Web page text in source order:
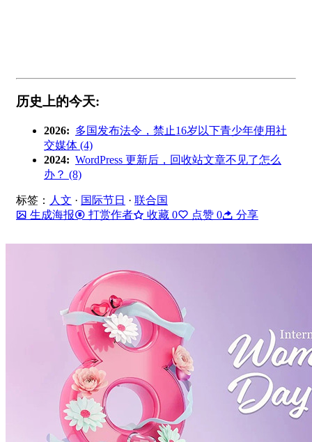
历史上的今天:
2026: 多国发布法令，禁止16岁以下青少年使用社
交媒体 (4)
2024: WordPress 更新后，回收站文章不见了怎么
办？ (8)
标签： 人文 · 国际节日 · 联合国
生成海报
打赏作者 收藏 0 点赞 0 分享